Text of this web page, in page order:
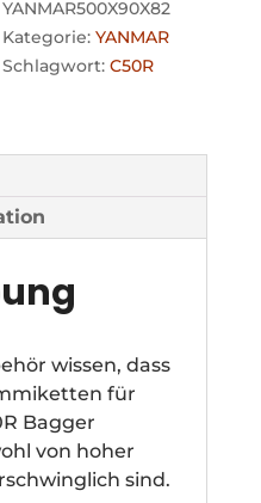
YANMAR500X90X82
Kategorie:YANMAR
Schlagwort:C50R
wissen, dass
für
Bagger
von hoher
sind.